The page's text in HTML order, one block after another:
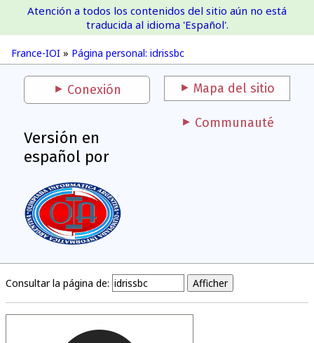
France-IOI
France-IOI » Página personal: idrissbc
Atención a todos los contenidos del sitio aún no está
traducida al idioma 'Español'.
Conexión Mapa del sitio
Versión en
español por
Communauté
Consultar la página de: